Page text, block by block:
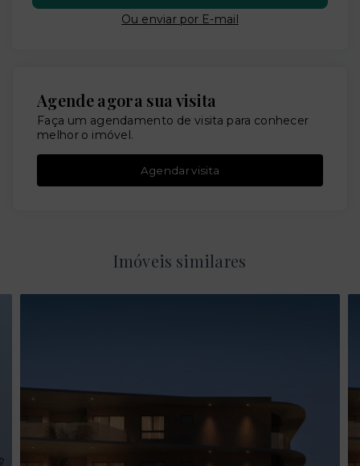
Ou enviar por E-mail
Agende agora sua visita
Faça um agendamento de visita para conhecer
melhor o imóvel.
Agendar visita
Imóveis similares